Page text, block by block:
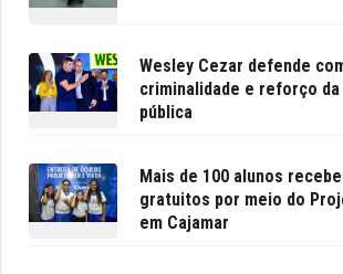
Wesley Cezar defende
criminalidade e reforço
pública
Mais de 100 alunos
gratuitos por meio do
em Cajamar